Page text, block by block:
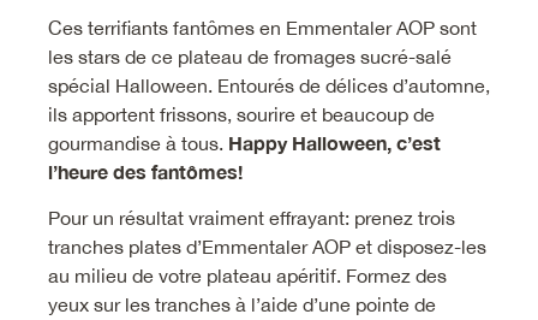
Ces terrifiants fantômes en Emmentaler AOP sont
les stars de ce plateau de fromages sucré-salé
spécial Halloween. Entourés de délices d’automne,
ils apportent frissons, sourire et beaucoup de
gourmandise à tous. Happy Halloween, c’est
l’heure des fantômes!
Pour un résultat vraiment effrayant: prenez trois
tranches plates d’Emmentaler AOP et disposez-les
au milieu de votre plateau apéritif. Formez des
yeux sur les tranches à l’aide d’une pointe de